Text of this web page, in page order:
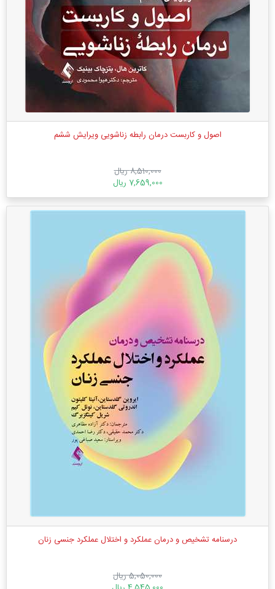
اصول و کاربست درمان رابطه زناشویی ویرایش ششم
8,510,000 ریال
7,659,000 ریال
درسنامه تشخیص و درمان عملکرد و اختلال عملکرد جنسی زنان
5,050,000 ریال